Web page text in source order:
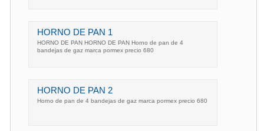
HORNO DE PAN 1
HORNO DE PAN HORNO DE PAN Horno de pan de 4
bandejas de gaz marca pormex precio 680 
HORNO DE PAN 2
Horno de pan de 4 bandejas de gaz marca pormex precio 680